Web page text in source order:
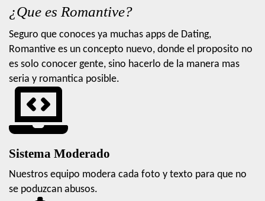
¿Que es Romantive?
Seguro que conoces ya muchas apps de Dating,
Romantive es un concepto nuevo, donde el proposito no
es solo conocer gente, sino hacerlo de la manera mas
seria y romantica posible.
Sistema Moderado
Nuestros equipo modera cada foto y texto para que no
se poduzcan abusos.